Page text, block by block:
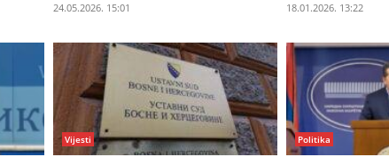
24.05.2026. 15:01 18.01.2026. 13:22
Vijesti Politika